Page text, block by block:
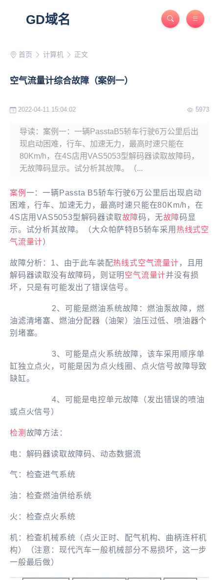
GD域名
首页 计算机 正文
空气流量计综合故障（案例一）
2022-04-11 15:04:02 5973
导读：案例一：一辆PasstaB5轿车行驶6万公里后出
现启动困难，行车、加速无力，最高时速只能在
80Km/h，在4S店用VAS5053型解码器读取故障码，
无故障码显示。试分析其故障。（...
案例 一：一辆Passta B5轿车行驶6万公里后出现启动
困难，行车、加速无力，最高时速只能在80Km/h，在
4S店用VAS5053型解码器读取故障码，无故障码显
示。试分析其故障。（大众帕萨特B5轿车采用 热线式空
气流量计）
故障分析：1、由于此车装配热线式空气流量计 ，且用
解码器读取没有故障码，则证明 空气流量计并没有损
坏，只是有可能发出了错误信号。
2、可能是燃油系统故障：燃油泵故障，燃
油滤清堵塞、燃油分配器（油架）油压过低、喷油器个
别堵塞。
3、可能是点火系统故障，该车采用顺序单
缸独立点火，可能是因为点火线圈、点火信号故障导致
缺缸。
4、可能是电控单元故障（发出错误的喷油
或点火信号）
检测 故障方法：
电：解码器读取故障码、动态数据流
气：检查进气系统
油：检查燃油供给系统
火：检查点火系统
机：检查机械系统（点火正时、配气机构、曲柄连杆机
构）（注意：现代汽车一般机械部分不易损坏，这一步
一般最后做）